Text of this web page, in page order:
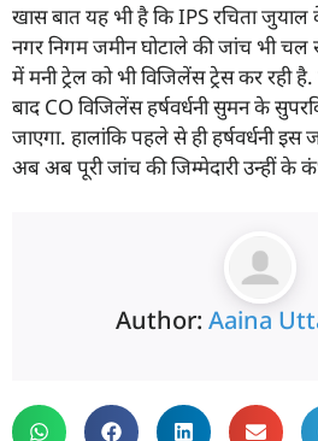
खास बात यह भी है कि IPS रचिता जुयाल
नगर निगम जमीन घोटाले की जांच भी चल
में मनी ट्रेल को भी विजिलेंस ट्रेस कर रही
बाद CO विजिलेंस हर्षवर्धनी सुमन के
जाएगा. हालांकि पहले से ही हर्षवर्धनी
अब अब पूरी जांच की जिम्मेदारी उन्हीं के
Author: Aaina